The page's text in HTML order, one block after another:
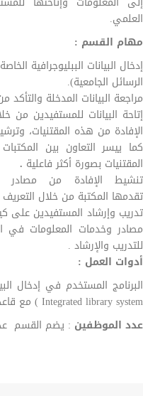
العلمي.
مهام القسم :
إدخال البيانات الببليوجرافية
الرسائل الجامعية).
مراجعة البيانات المدخلة
إتاحة البيانات للمستفيدين من
الإفادة من هذه المقتنيات،
كما ييسر التعاون بين
المقتنيات بصورة أكثر فاعلية .
تنشيط الإفادة من مصادر
تقدمها المكتبة من خلال
تدريب وإرشاد المستفيدين على
مصادر وخدمات المعلومات في
للتدريب والإرشاد .
أدوات العمل :
Integrated library system ) مع قاعدة بيانات (SQL) .
عدد الموظفين : يضم القسم عدد (3) من